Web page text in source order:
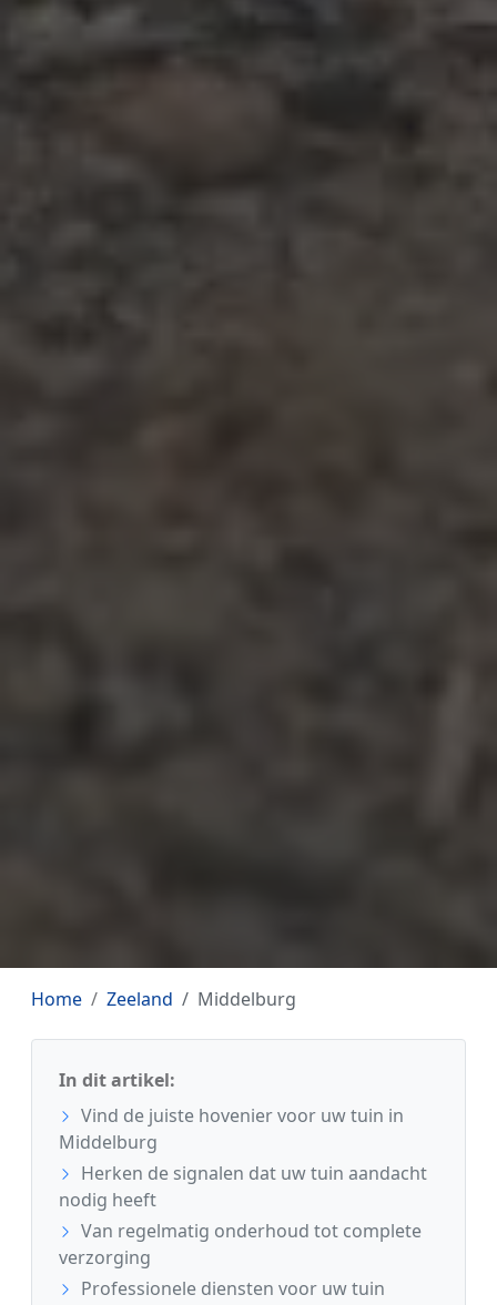
Home Zeeland Middelburg
In dit artikel:
Vind de juiste hovenier voor uw tuin in
Middelburg
Herken de signalen dat uw tuin aandacht
nodig heeft
Van regelmatig onderhoud tot complete
verzorging
Professionele diensten voor uw tuin